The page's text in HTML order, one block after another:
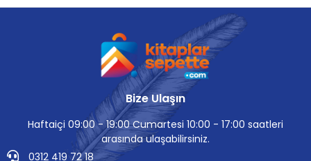
Bize Ulaşın
Haftaiçi 09:00 - 19:00 Cumartesi 10:00 - 17:00 saatleri
arasında ulaşabilirsiniz.
0312 419 72 18